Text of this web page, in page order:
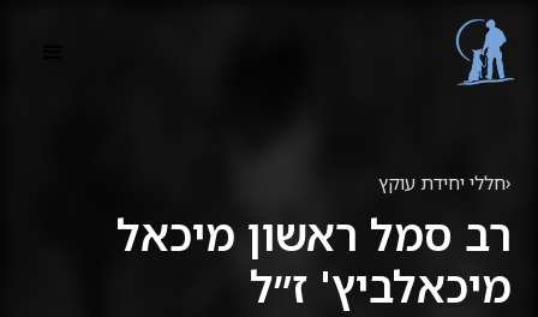
‹חללי יחידת עוקץ
רב סמל ראשון מיכאל
מיכאלביץ' ז״ל